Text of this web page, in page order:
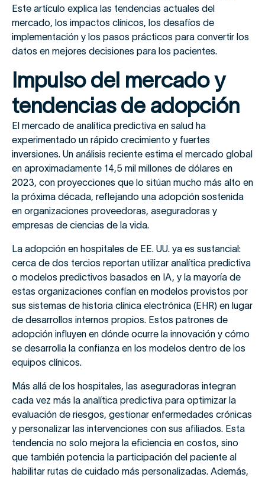
Este artículo explica las tendencias actuales del
mercado, los impactos clínicos, los desafíos de
implementación y los pasos prácticos para convertir los
datos en mejores decisiones para los pacientes.
Impulso del mercado y
tendencias de adopción
El mercado de analítica predictiva en salud ha
experimentado un rápido crecimiento y fuertes
inversiones. Un análisis reciente estima el mercado global
en aproximadamente 14,5 mil millones de dólares en
2023, con proyecciones que lo sitúan mucho más alto en
la próxima década, reflejando una adopción sostenida
en organizaciones proveedoras, aseguradoras y
empresas de ciencias de la vida.
La adopción en hospitales de EE. UU. ya es sustancial:
cerca de dos tercios reportan utilizar analítica predictiva
o modelos predictivos basados en IA, y la mayoría de
estas organizaciones confían en modelos provistos por
sus sistemas de historia clínica electrónica (EHR) en lugar
de desarrollos internos propios. Estos patrones de
adopción influyen en dónde ocurre la innovación y cómo
se desarrolla la confianza en los modelos dentro de los
equipos clínicos.
Más allá de los hospitales, las aseguradoras integran
cada vez más la analítica predictiva para optimizar la
evaluación de riesgos, gestionar enfermedades crónicas
y personalizar las intervenciones con sus afiliados. Esta
tendencia no solo mejora la eficiencia en costos, sino
que también potencia la participación del paciente al
habilitar rutas de cuidado más personalizadas. Además,